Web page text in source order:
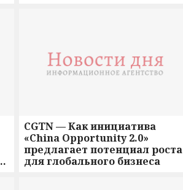
CGTN — Как инициатива
«China Opportunity 2.0»
предлагает потенциал роста
для глобального бизнеса